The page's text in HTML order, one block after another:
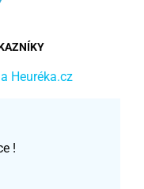
Heuréka.cz
!